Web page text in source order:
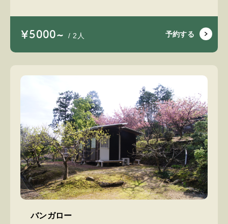
￥5000~ / 2人 予約する
バンガロー